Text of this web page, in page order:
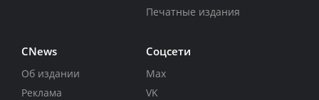
Печатные издания
CNews
Об издании
Реклама
Соцсети
Max
VK